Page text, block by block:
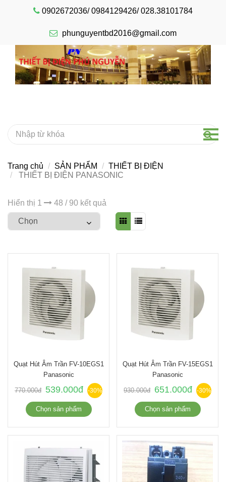
0902672036/ 0984129426/ 028.38101784
phunguyentbd2016@gmail.com
Trang chủ SẢN PHẨM
THIẾT BỊ ĐIỆN
THIẾT BỊ ĐIỆN PANASONIC
Hiển thị 1 48 / 90 kết quả
Quạt Hút Âm Trần FV-10EGS1
Panasonic
770.000đ 539.000đ -30%
Chọn sản phẩm
Quạt Hút Âm Trần FV-15EGS1
Panasonic
930.000đ 651.000đ -30%
Chọn sản phẩm